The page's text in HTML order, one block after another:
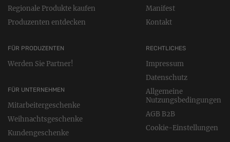
Regionale Produkte kaufen
Produzenten entdecken
FÜR PRODUZENTEN
Werden Sie Partner!
FÜR UNTERNEHMEN
Mitarbeitergeschenke
Weihnachtsgeschenke
Kundengeschenke
RECHTLICHES
Impressum
Datenschutz
Allgemeine
Nutzungsbedingungen
AGB B2B
Cookie-Einstellungen
Manifest
Kontakt